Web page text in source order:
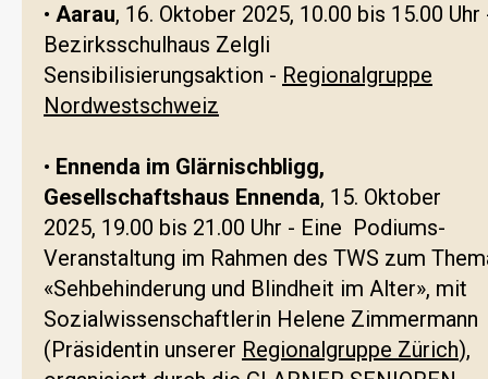
• Aarau, 16. Oktober 2025, 10.00 bis 15.00 Uhr
Bezirksschulhaus Zelgli
Sensibilisierungsaktion - Regionalgruppe
Nordwestschweiz
• Ennenda im Glärnischbligg,
Gesellschaftshaus Ennenda, 15. Oktober
2025, 19.00 bis 21.00 Uhr - Eine Podiums-
Veranstaltung im Rahmen des TWS zum
«Sehbehinderung und Blindheit im Alter», mit
Sozialwissenschaftlerin Helene Zimmermann
(Präsidentin unserer Regionalgruppe Zürich),